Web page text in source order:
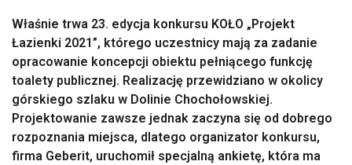
Właśnie trwa 23. edycja konkursu KOŁO „Projekt
Łazienki 2021”, którego uczestnicy mają za zadanie
opracowanie koncepcji obiektu pełniącego funkcję
toalety publicznej. Realizację przewidziano w okolicy
górskiego szlaku w Dolinie Chochołowskiej.
Projektowanie zawsze jednak zaczyna się od dobrego
rozpoznania miejsca, dlatego organizator konkursu,
firma Geberit, uruchomił specjalną ankietę, która ma